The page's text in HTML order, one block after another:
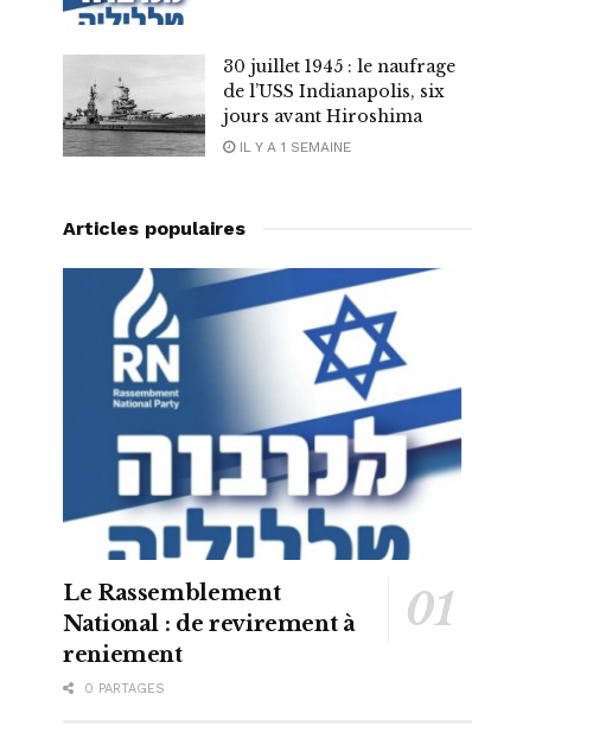
30 juillet 1945 : le naufrage
de l’USS Indianapolis, six
jours avant Hiroshima
IL Y A 1 SEMAINE
Articles populaires
Le Rassemblement
National : de revirement à
reniement
0 PARTAGES